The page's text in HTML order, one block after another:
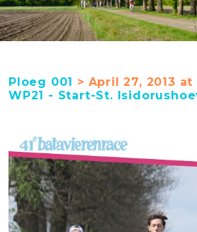
Ploeg 001 > April 27, 2013 at
WP21 - Start-St.